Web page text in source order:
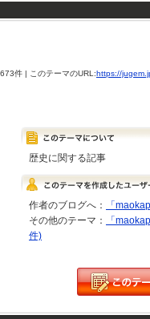
件 | このテーマのURL:https://
歴史に関する記事
作者のブログへ：
「
その他のテーマ：
「
件)